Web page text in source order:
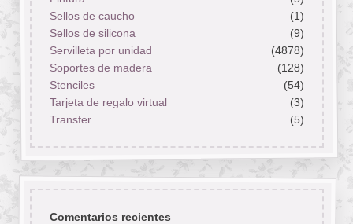
Sellos de caucho
(1)
Sellos de silicona
(9)
Servilleta por unidad
(4878)
Soportes de madera
(128)
Stenciles
(54)
Tarjeta de regalo virtual
(3)
Transfer
(5)
Comentarios recientes